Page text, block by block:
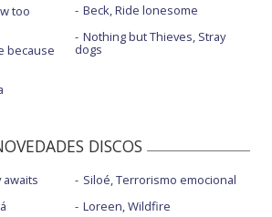
too
because
Beck, Ride lonesome
Nothing but Thieves, Stray
dogs
DISCOS
awaits
Siloé, Terrorismo emocional
Loreen, Wildfire